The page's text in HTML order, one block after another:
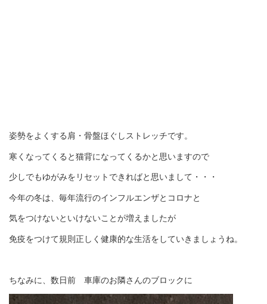
姿勢をよくする肩・骨盤ほぐしストレッチです。
寒くなってくると猫背になってくるかと思いますので
少しでもゆがみをリセットできればと思いまして・・・
今年の冬は、毎年流行のインフルエンザとコロナと
気をつけないといけないことが増えましたが
免疫をつけて規則正しく健康的な生活をしていきましょうね。
ちなみに、数日前 車庫のお隣さんのブロックに